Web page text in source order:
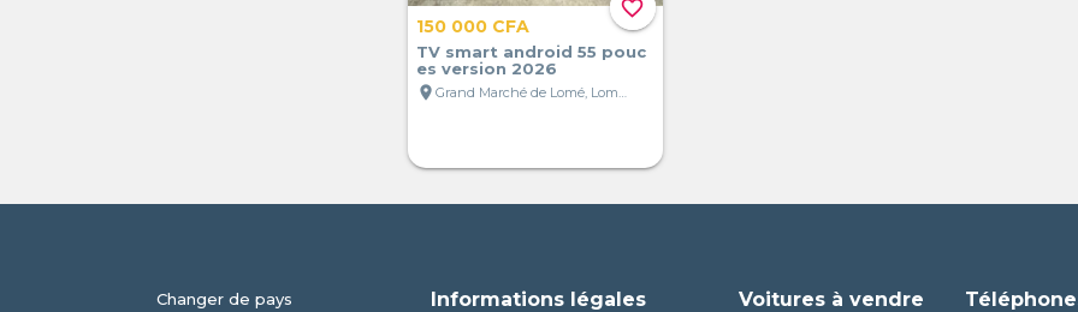
favorite_border
150 000 CFA
TV smart android 55 pouc
es version 2026
location_on
Grand Marché de Lomé, Lomé, Togo
Changer de pays Informations légales Voitures à vendre